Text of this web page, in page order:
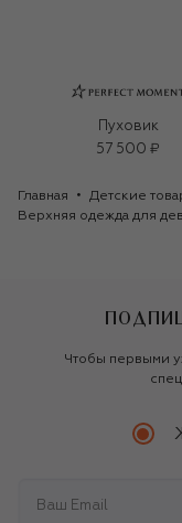
Пуховик
57 500 ₽
Главная Детские
Верхняя одежда для
Чтобы первыми